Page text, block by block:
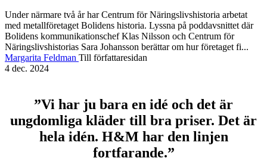
Under närmare två år har Centrum för Näringslivshistoria arbetat
med metallföretaget Bolidens historia. Lyssna på poddavsnittet där
Bolidens kommunikationschef Klas Nilsson och Centrum för
Näringslivshistorias Sara Johansson berättar om hur företaget fi...
Margarita Feldman Till författaresidan
4 dec. 2024
”Vi har ju bara en idé och det är
ungdomliga kläder till bra priser. Det är
hela idén. H&M har den linjen
fortfarande.”